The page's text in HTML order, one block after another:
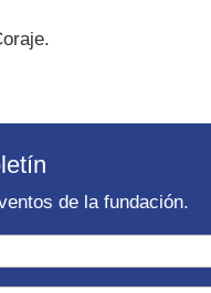
de la fundación.